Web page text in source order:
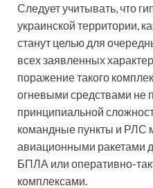
Следует учитывать, что
украинской территории,
станут целью для
всех заявленных
поражение такого
огневыми средствами не
принципиальной
командные пункты и РЛС
авиационными ракетами
БПЛА или оперативно-
комплексами.